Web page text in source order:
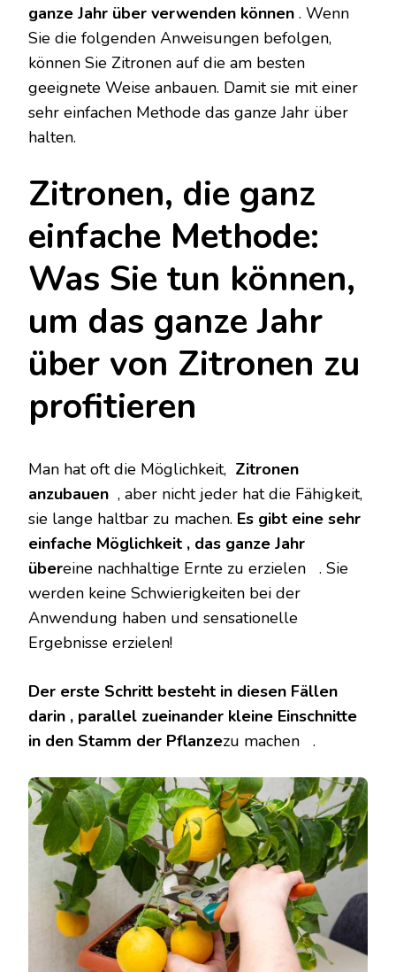
EINFACHE
ganze Jahr über verwenden können . Wenn
Sie die folgenden Anweisungen befolgen,
können Sie Zitronen auf die am besten
geeignete Weise anbauen. Damit sie mit einer
sehr einfachen Methode das ganze Jahr über
halten.
Zitronen, die ganz
einfache Methode:
Was Sie tun können,
um das ganze Jahr
über von Zitronen zu
profitieren
Man hat oft die Möglichkeit, Zitronen
anzubauen , aber nicht jeder hat die Fähigkeit,
sie lange haltbar zu machen. Es gibt eine sehr
einfache Möglichkeit , das ganze Jahr
übereine nachhaltige Ernte zu erzielen . Sie
werden keine Schwierigkeiten bei der
Anwendung haben und sensationelle
Ergebnisse erzielen!
Der erste Schritt besteht in diesen Fällen
darin , parallel zueinander kleine Einschnitte
in den Stamm der Pflanzezu machen .